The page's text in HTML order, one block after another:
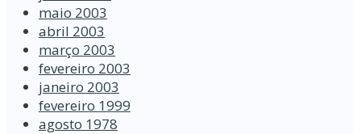
maio 2003
abril 2003
março 2003
fevereiro 2003
janeiro 2003
fevereiro 1999
agosto 1978